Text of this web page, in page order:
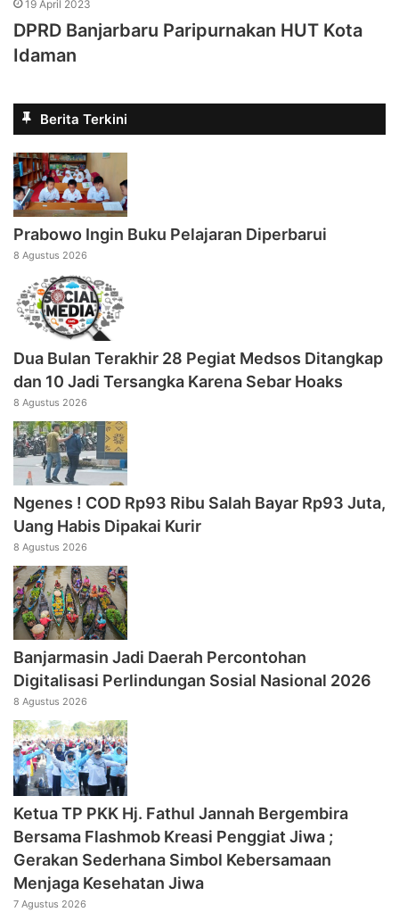
19 April 2023
DPRD Banjarbaru Paripurnakan HUT Kota
Idaman
Berita Terkini
Prabowo Ingin Buku Pelajaran Diperbarui
8 Agustus 2026
Dua Bulan Terakhir 28 Pegiat Medsos Ditangkap
dan 10 Jadi Tersangka Karena Sebar Hoaks
8 Agustus 2026
Ngenes ! COD Rp93 Ribu Salah Bayar Rp93 Juta,
Uang Habis Dipakai Kurir
8 Agustus 2026
Banjarmasin Jadi Daerah Percontohan
Digitalisasi Perlindungan Sosial Nasional 2026
8 Agustus 2026
‎Ketua TP PKK Hj. Fathul Jannah Bergembira
Bersama Flashmob Kreasi Penggiat Jiwa ;
Gerakan Sederhana Simbol Kebersamaan
Menjaga Kesehatan Jiwa
7 Agustus 2026